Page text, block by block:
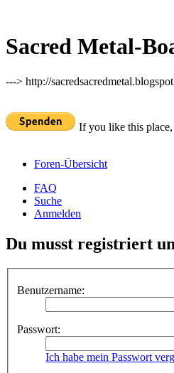
Sacred Metal-
---> http://
If you like this
Foren-Übersicht
FAQ
Suche
Anmelden
Du musst registriert
Benutzername:
Passwort:
Ich habe mein Passwort